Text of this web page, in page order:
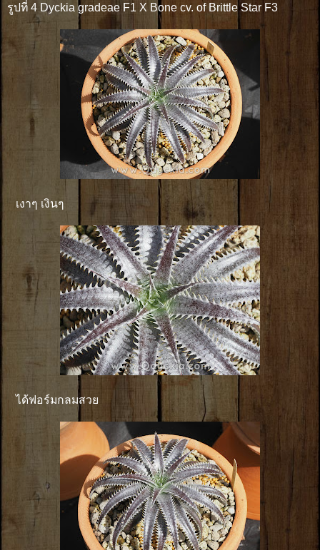
รูปที่ 4 Dyckia gradeae F1 X Bone cv. of Brittle Star F3
เงาๆ เงินๆ
ได้ฟอร์มกลมสวย